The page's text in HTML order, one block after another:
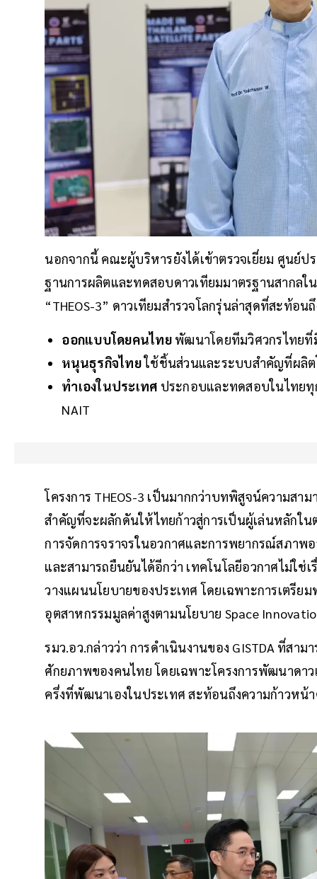
นอกจากนี้ คณะผู้บริหารยังได้เข้าตรวจเยี่ยม ศูนย์
ฐานการผลิตและทดสอบดาวเทียมมาตรฐานสากล
“THEOS-3” ดาวเทียมสำรวจโลกรุ่นล่าสุดที่สะท้อ
ออกแบบโดยคนไทยพัฒนาโดยทีมวิศวกรไทย
หนุนธุรกิจไทยใช้ชิ้นส่วนและระบบสำคัญที่ผลิต
ทำเองในประเทศ ประกอบและทดสอบในไทย
NAIT
โครงการ THEOS-3 เป็นมากกว่าบทพิสูจน์ความสา
สำคัญที่จะผลักดันให้ไทยก้าวสู่การเป็นผู้เล่นหลักใน
การจัดการจราจรในอวกาศและการพยากรณ์สภาพ
และสามารถยืนยันได้อีกว่า เทคโนโลยีอวกาศไม่ใ
วางแผนนโยบายของประเทศ โดยเฉพาะการเตรี
อุตสาหกรรมมูลค่าสูงตามนโยบาย Space
รมว.อว.กล่าวว่า การดำเนินงานของ GISTDA ที่ส
ศักยภาพของคนไทย โดยเฉพาะโครงการพัฒนาดา
ครึ่งที่พัฒนาเองในประเทศ สะท้อนถึงความก้าวหน้